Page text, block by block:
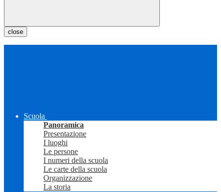
close
Scuola
Panoramica
Presentazione
I luoghi
Le persone
I numeri della scuola
Le carte della scuola
Organizzazione
La storia